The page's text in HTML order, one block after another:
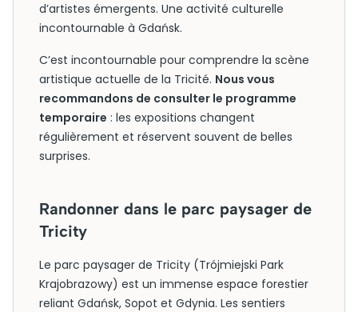
d’artistes émergents. Une activité culturelle
incontournable à Gdańsk.
C’est incontournable pour comprendre la scène
artistique actuelle de la Tricité. Nous vous
recommandons de consulter le programme
temporaire : les expositions changent
régulièrement et réservent souvent de belles
surprises.
Randonner dans le parc paysager de
Tricity
Le parc paysager de Tricity (Trójmiejski Park
Krajobrazowy) est un immense espace forestier
reliant Gdańsk, Sopot et Gdynia. Les sentiers